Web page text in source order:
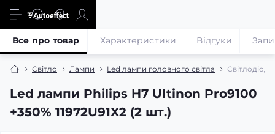
Світло Лампи Led лампи головного світла
Led лампи Philips H7 Ultinon Pro9100
+350% 11972U91X2 (2 шт.)
Все про товар Характеристики Відгуки